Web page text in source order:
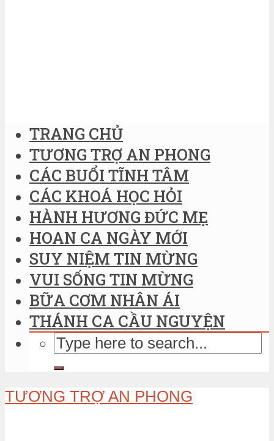
TRANG CHỦ
TƯƠNG TRỢ AN PHONG
CÁC BUỔI TĨNH TÂM
CÁC KHOÁ HỌC HỎI
HÀNH HƯƠNG ĐỨC MẸ
HOAN CA NGÀY MỚI
SUY NIỆM TIN MỪNG
VUI SỐNG TIN MỪNG
BỮA CƠM NHÂN ÁI
THÁNH CA CẦU NGUYỆN
TƯƠNG TRỢ AN PHONG